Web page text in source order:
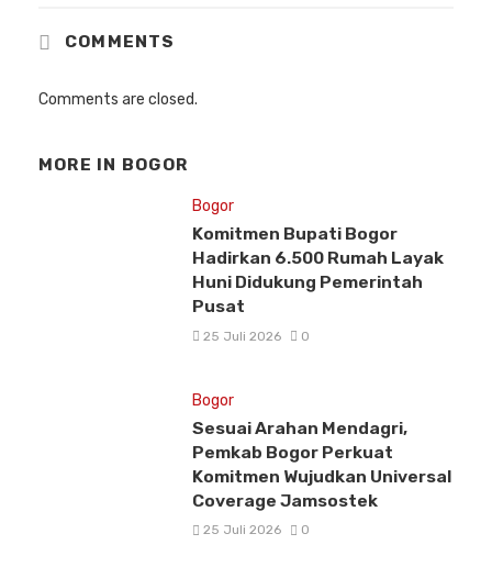
COMMENTS
Comments are closed.
MORE IN BOGOR
Bogor
Komitmen Bupati Bogor
Hadirkan 6.500 Rumah Layak
Huni Didukung Pemerintah
Pusat
25 Juli 2026 0
Bogor
Sesuai Arahan Mendagri,
Pemkab Bogor Perkuat
Komitmen Wujudkan Universal
Coverage Jamsostek
25 Juli 2026 0